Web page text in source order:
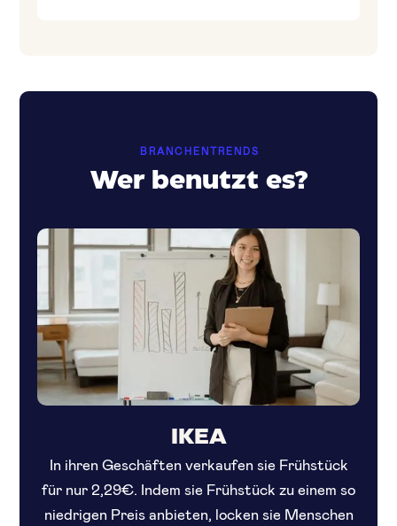
BRANCHENTRENDS
Wer benutzt es?
IKEA
In ihren Geschäften verkaufen sie Frühstück
für nur 2,29€. Indem sie Frühstück zu einem so
niedrigen Preis anbieten, locken sie Menschen